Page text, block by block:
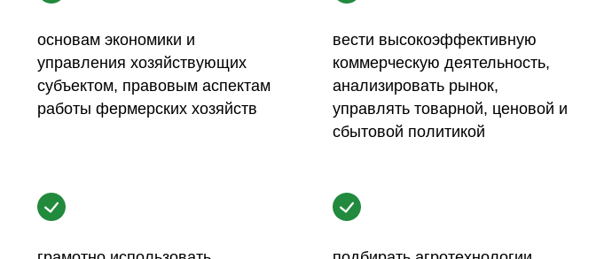
основам экономики и
управления хозяйствующих
субъектом, правовым аспектам
работы фермерских хозяйств
вести высокоэффективную
коммерческую деятельность,
анализировать рынок,
управлять товарной, ценовой и
сбытовой политикой